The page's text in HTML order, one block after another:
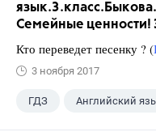
Семейные ценности!
Кто переведет песенку ? (
3 ноября 2017
ГДЗ Английский